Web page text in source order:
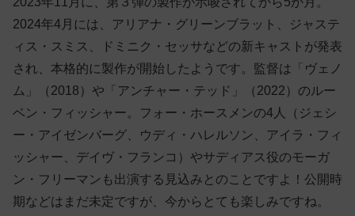
2024年4月には、アリアナ・グリーンブラット、ジャステ
ィス・スミス、ドミニク・セッサなどの新キャストが発表
され、本格的に製作が開始したようです。監督は「ヴェノ
ム」（2018）や「アンチャー・テッド」（2022）のルー
ベン・フィッシャー。フォー・ホースメンの4人（ジェシ
ー・アイゼンバーグ、ウディ・ハレルソン、アイラ・フィ
ッシャー、デイヴ・フランコ）やサディアス役のモーガ
ン・フリーマンも出演する見込みとのことですよ！公開時
期などはまだ未定ですが、今からとても楽しみですね。